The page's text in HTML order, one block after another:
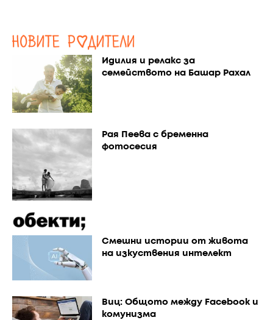
Идилия и релакс за
семейството на Башар Рахал
Рая Пеева с бременна
фотосесия
Смешни истории от живота
на изкуствения интелект
Виц: Общото между Facebook и
комунизма